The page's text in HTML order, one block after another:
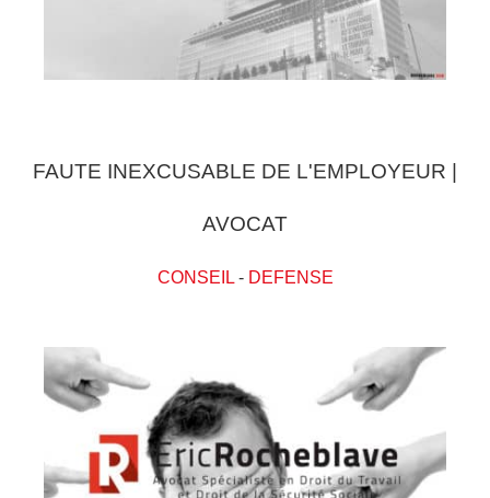
FAUTE INEXCUSABLE DE L'EMPLOYEUR |
AVOCAT
CONSEIL- DEFENSE